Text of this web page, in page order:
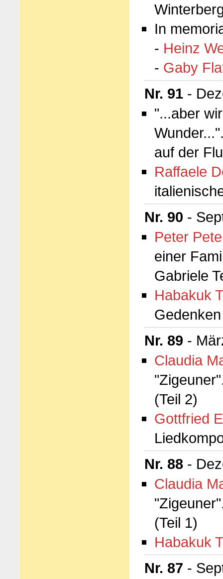
In
- Heinz
- Gaby
Nr. 91 -
"...aber
auf der
Raffaele
Nr. 90 -
Peter
einer
Gabriele
Habakuk
Gedenken
Nr. 89 -
Claudia
(Teil 2)
Gottfried
Nr. 88 -
Claudia
(Teil 1)
Habakuk
Nr. 87 -